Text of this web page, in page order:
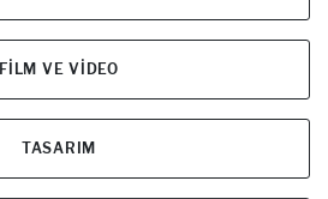
FİLM VE VİDEO
TASARIM